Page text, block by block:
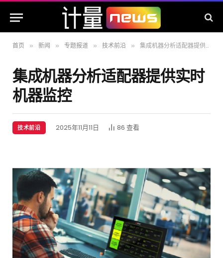
首页 » 新闻 » 专题报道 » 技术前沿 » 集成机器分析适配器提供实时机器监控
集成机器分析适配器提供实时
机器监控
技术前沿 2025年11月11日 86 查看